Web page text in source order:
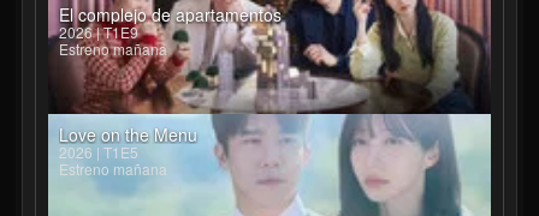
El complejo de apartamentos
2026 | T1E9
Estreno mañana
Love on the Menu
2026 | T1E5
Estreno mañana